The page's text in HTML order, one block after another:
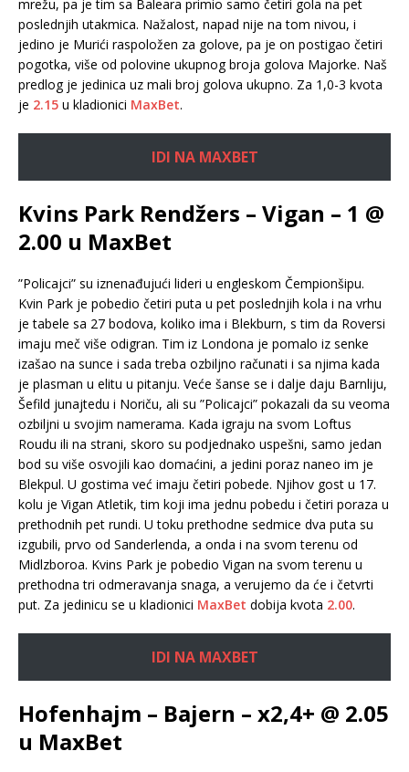
mrežu, pa je tim sa Baleara primio samo četiri gola na pet
poslednjih utakmica. Nažalost, napad nije na tom nivou, i
jedino je Murići raspoložen za golove, pa je on postigao četiri
pogotka, više od polovine ukupnog broja golova Majorke. Naš
predlog je jedinica uz mali broj golova ukupno. Za 1,0-3 kvota
je 2.15 u kladionici MaxBet.
IDI NA MAXBET
Kvins Park Rendžers – Vigan – 1 @
2.00 u MaxBet
”Policajci” su iznenađujući lideri u engleskom Čempionšipu.
Kvin Park je pobedio četiri puta u pet poslednjih kola i na vrhu
je tabele sa 27 bodova, koliko ima i Blekburn, s tim da Roversi
imaju meč više odigran. Tim iz Londona je pomalo iz senke
izašao na sunce i sada treba ozbiljno računati i sa njima kada
je plasman u elitu u pitanju. Veće šanse se i dalje daju Barnliju,
Šefild junajtedu i Noriču, ali su ”Policajci” pokazali da su veoma
ozbiljni u svojim namerama. Kada igraju na svom Loftus
Roudu ili na strani, skoro su podjednako uspešni, samo jedan
bod su više osvojili kao domaćini, a jedini poraz naneo im je
Blekpul. U gostima već imaju četiri pobede. Njihov gost u 17.
kolu je Vigan Atletik, tim koji ima jednu pobedu i četiri poraza u
prethodnih pet rundi. U toku prethodne sedmice dva puta su
izgubili, prvo od Sanderlenda, a onda i na svom terenu od
Midlzboroa. Kvins Park je pobedio Vigan na svom terenu u
prethodna tri odmeravanja snaga, a verujemo da će i četvrti
put. Za jedinicu se u kladionici MaxBet dobija kvota 2.00.
IDI NA MAXBET
Hofenhajm – Bajern – x2,4+ @ 2.05
u MaxBet